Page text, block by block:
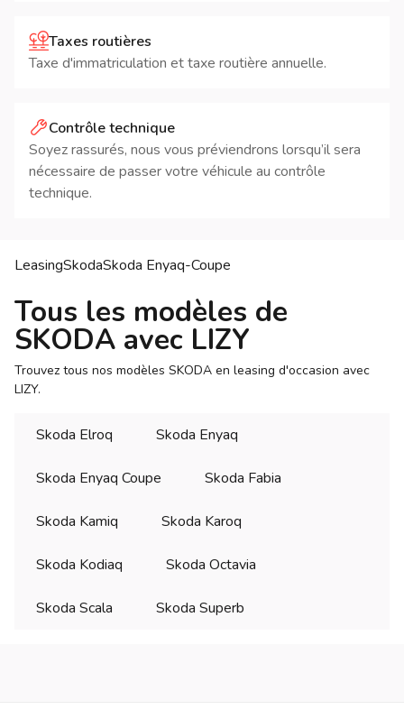
LeasingSkodaSkoda Enyaq-Coupe
Tous les modèles de
SKODA avec LIZY
Trouvez tous nos modèles SKODA en leasing d'occasion avec
LIZY.
Skoda Elroq Skoda Enyaq
Skoda Enyaq Coupe Skoda Fabia
Skoda Kamiq Skoda Karoq
Skoda Kodiaq Skoda Octavia
Skoda Scala Skoda Superb
Taxes routières
Taxe d'immatriculation et taxe routière annuelle.
Contrôle technique
Soyez rassurés, nous vous préviendrons lorsqu’il sera
nécessaire de passer votre véhicule au contrôle
technique.